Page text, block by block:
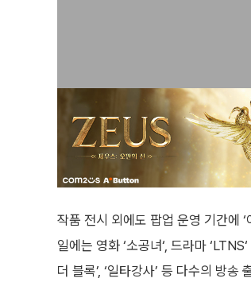
작품 전시 외에도 팝업 운영 기간에
일에는 영화 ‘소공녀‘, 드라마
더 블록’, ‘일타강사’ 등 다수의 방